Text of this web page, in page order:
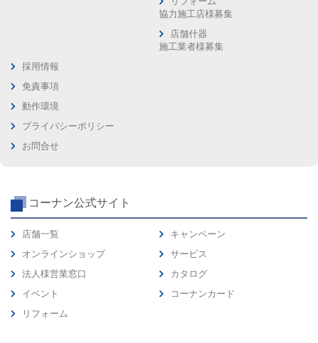
協力施工店様募集
店舗什器
施工業者様募集
採用情報
免責事項
動作環境
プライバシーポリシー
お問合せ
コーナン公式サイト
店舗一覧
オンラインショップ
法人様営業窓口
イベント
リフォーム
キャンペーン
サービス
カタログ
コーナンカード